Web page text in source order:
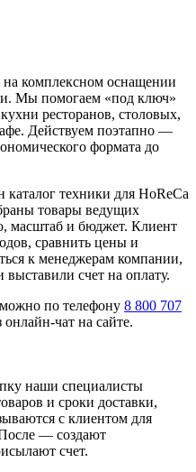
комплексном оснащении
Мы помогаем «под ключ»
ресторанов, столовых,
Действуем поэтапно —
формата до
техники для HoReCa
товары ведущих
масштаб и бюджет. Клиент
сравнить цены и
к менеджерам компании,
счет на оплату.
по телефону 8 800 707
онлайн-чат на сайте.
наши специалисты
и сроки доставки,
с клиентом для
— создают
счет.